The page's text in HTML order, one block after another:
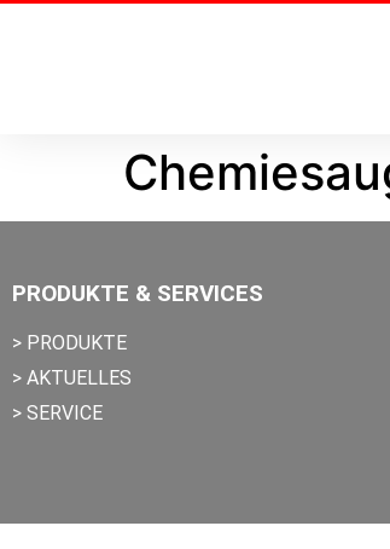
PRODUKTE & SERVICES
> PRODUKTE
> AKTUELLES
> SERVICE